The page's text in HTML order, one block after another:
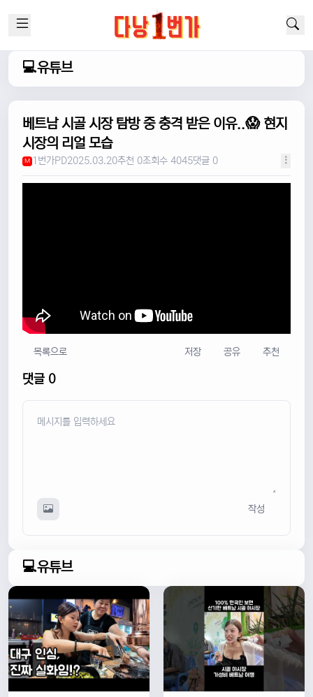
💻유튜브
베트남 시골 시장 탐방 중 충격 받은 이유..😱 현지
시장의 리얼 모습
M 1번가PD2025.03.20추천 0조회수 4045댓글 0
목록으로 저장 공유 추천
댓글 0
작성
💻유튜브